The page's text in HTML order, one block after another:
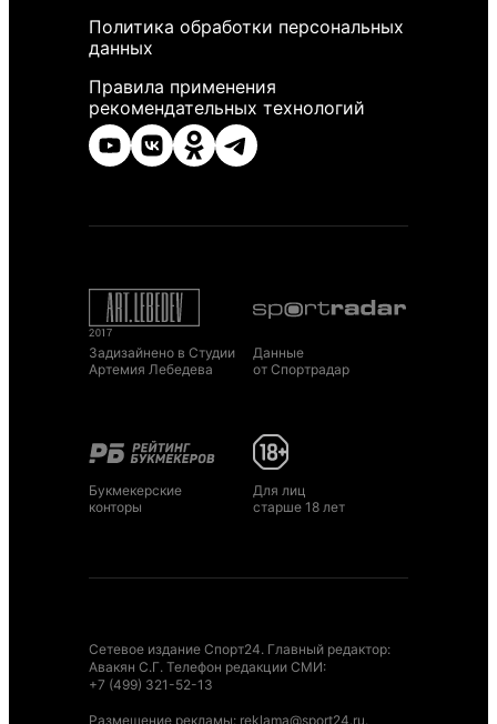
Политика обработки персональных
данных
Правила применения
рекомендательных технологий
Задизайнено в Студии
Артемия Лебедева
Данные
от Спортрадар
Букмекерские
конторы
Для лиц
старше 18 лет
Сетевое издание Спорт24. Главный редактор:
Авакян С.Г. Телефон редакции СМИ:
+7 (499) 321-52-13
Размещение рекламы: reklama@sport24.ru.